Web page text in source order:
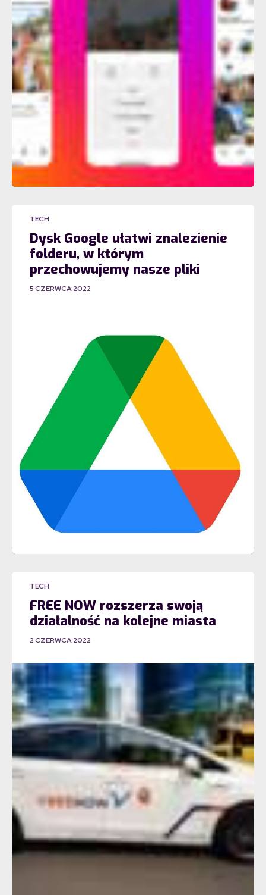
TECH
Dysk Google ułatwi znalezienie
folderu, w którym
przechowujemy nasze pliki
5 CZERWCA 2022
TECH
FREE NOW rozszerza swoją
działalność na kolejne miasta
2 CZERWCA 2022